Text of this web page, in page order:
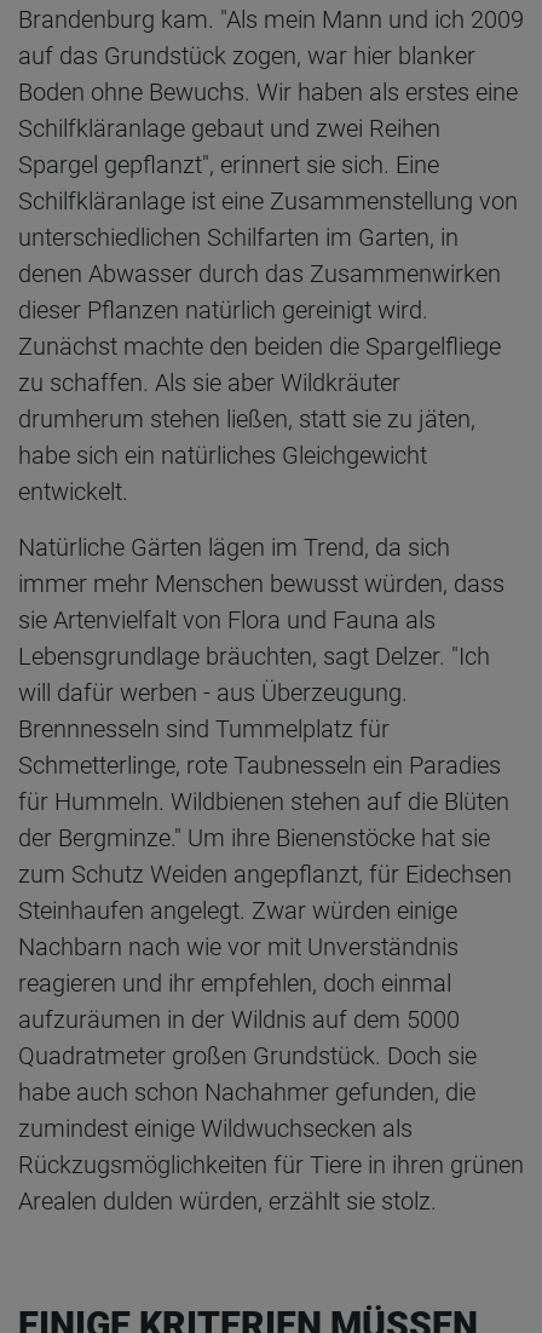
Brandenburg kam. "Als mein Mann und ich 2009
auf das Grundstück zogen, war hier blanker
Boden ohne Bewuchs. Wir haben als erstes eine
Schilfkläranlage gebaut und zwei Reihen
Spargel gepflanzt", erinnert sie sich. Eine
Schilfkläranlage ist eine Zusammenstellung von
unterschiedlichen Schilfarten im Garten, in
denen Abwasser durch das Zusammenwirken
dieser Pflanzen natürlich gereinigt wird.
Zunächst machte den beiden die Spargelfliege
zu schaffen. Als sie aber Wildkräuter
drumherum stehen ließen, statt sie zu jäten,
habe sich ein natürliches Gleichgewicht
entwickelt.
Natürliche Gärten lägen im Trend, da sich
immer mehr Menschen bewusst würden, dass
sie Artenvielfalt von Flora und Fauna als
Lebensgrundlage bräuchten, sagt Delzer. "Ich
will dafür werben - aus Überzeugung.
Brennnesseln sind Tummelplatz für
Schmetterlinge, rote Taubnesseln ein Paradies
für Hummeln. Wildbienen stehen auf die Blüten
der Bergminze." Um ihre Bienenstöcke hat sie
zum Schutz Weiden angepflanzt, für Eidechsen
Steinhaufen angelegt. Zwar würden einige
Nachbarn nach wie vor mit Unverständnis
reagieren und ihr empfehlen, doch einmal
aufzuräumen in der Wildnis auf dem 5000
Quadratmeter großen Grundstück. Doch sie
habe auch schon Nachahmer gefunden, die
zumindest einige Wildwuchsecken als
Rückzugsmöglichkeiten für Tiere in ihren grünen
Arealen dulden würden, erzählt sie stolz.